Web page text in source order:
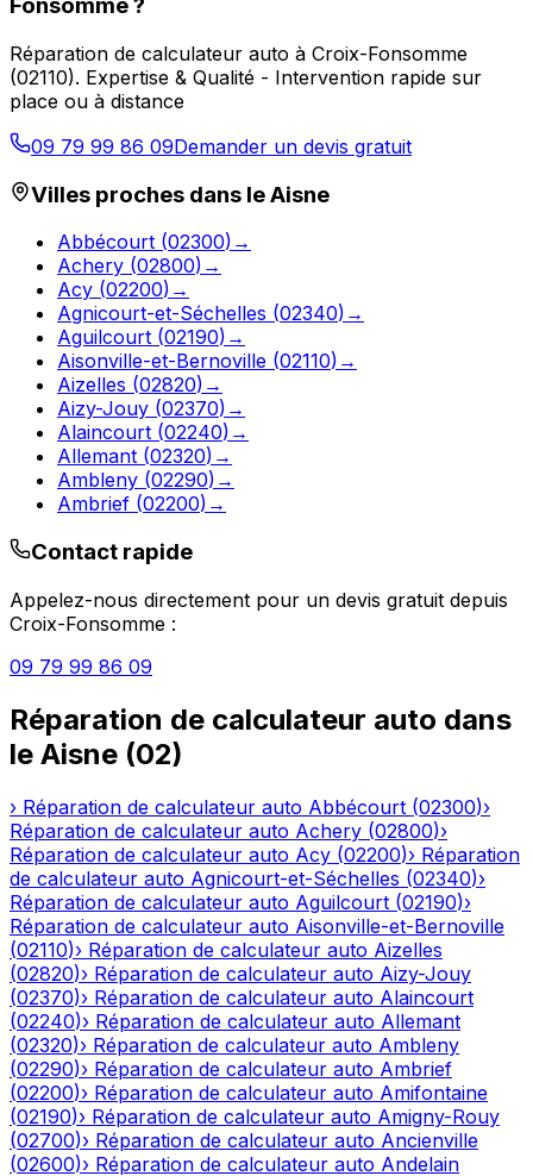
Fonsomme?
Réparation de calculateur auto à Croix-Fonsomme
(02110). Expertise & Qualité - Intervention rapide sur
place ou à distance
09 79 99 86 09Demander un devis gratuit
Villes proches dans leAisne
Abbécourt (02300) →
Achery (02800) →
Acy (02200) →
Agnicourt-et-Séchelles (02340) →
Aguilcourt (02190) →
Aisonville-et-Bernoville (02110) →
Aizelles (02820) →
Aizy-Jouy (02370) →
Alaincourt (02240) →
Allemant (02320) →
Ambleny (02290) →
Ambrief (02200) →
Contact rapide
Appelez-nous directement pour un devis gratuit depuis
Croix-Fonsomme :
09 79 99 86 09
Réparation de calculateur auto dans
le Aisne (02)
› Réparation de calculateur auto Abbécourt (02300)›
Réparation de calculateur auto Achery (02800)›
Réparation de calculateur auto Acy (02200)› Réparation
de calculateur auto Agnicourt-et-Séchelles (02340)›
Réparation de calculateur auto Aguilcourt (02190)›
Réparation de calculateur auto Aisonville-et-Bernoville
(02110)› Réparation de calculateur auto Aizelles
(02820)› Réparation de calculateur auto Aizy-Jouy
(02370)› Réparation de calculateur auto Alaincourt
(02240)› Réparation de calculateur auto Allemant
(02320)› Réparation de calculateur auto Ambleny
(02290)› Réparation de calculateur auto Ambrief
(02200)› Réparation de calculateur auto Amifontaine
(02190)› Réparation de calculateur auto Amigny-Rouy
(02700)› Réparation de calculateur auto Ancienville
(02600)› Réparation de calculateur auto Andelain